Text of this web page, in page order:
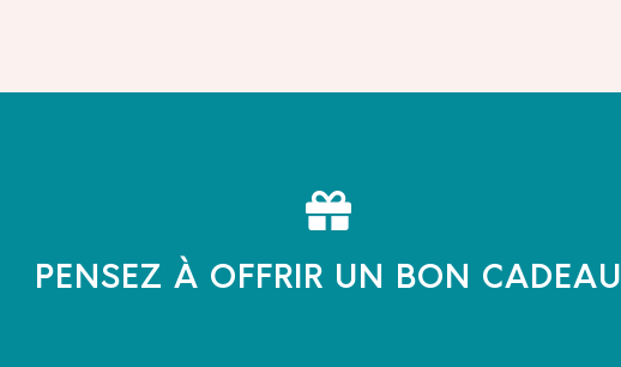
PENSEZ À OFFRIR UN BON CADEAU